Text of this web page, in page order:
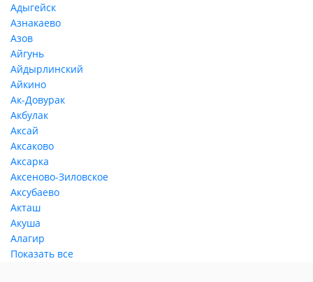
Адыгейск
Азнакаево
Азов
Айгунь
Айдырлинский
Айкино
Ак-Довурак
Акбулак
Аксай
Аксаково
Аксарка
Аксеново-Зиловское
Аксубаево
Акташ
Акуша
Алагир
Показать все